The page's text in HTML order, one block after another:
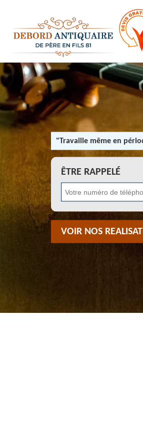
"Travaille même en
ÊTRE RAPPELÉ
VOIR NOS